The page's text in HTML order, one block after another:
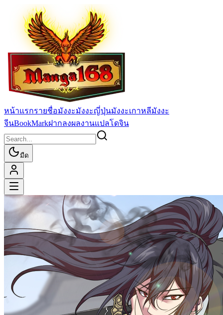
หน้าแรกรายชื่อมังงะมังงะญี่ปุ่นมังงะเกาหลีมังงะ
จีนBookMarkฝากลงผลงานแปลโดจิน
มืด